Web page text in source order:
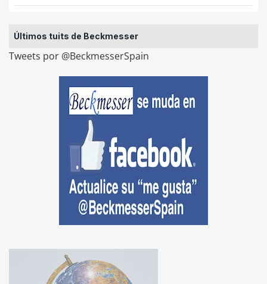
Últimos tuits de Beckmesser
Tweets por @BeckmesserSpain